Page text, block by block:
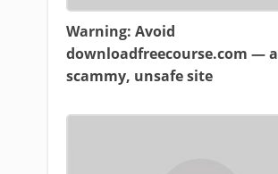
Warning: Avoid
downloadfreecourse.com — a
scammy, unsafe site